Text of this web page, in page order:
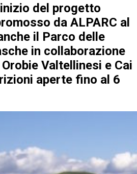
del progetto
da ALPARC al
il Parco delle
in collaborazione
Valtellinesi e Cai
aperte fino al 6